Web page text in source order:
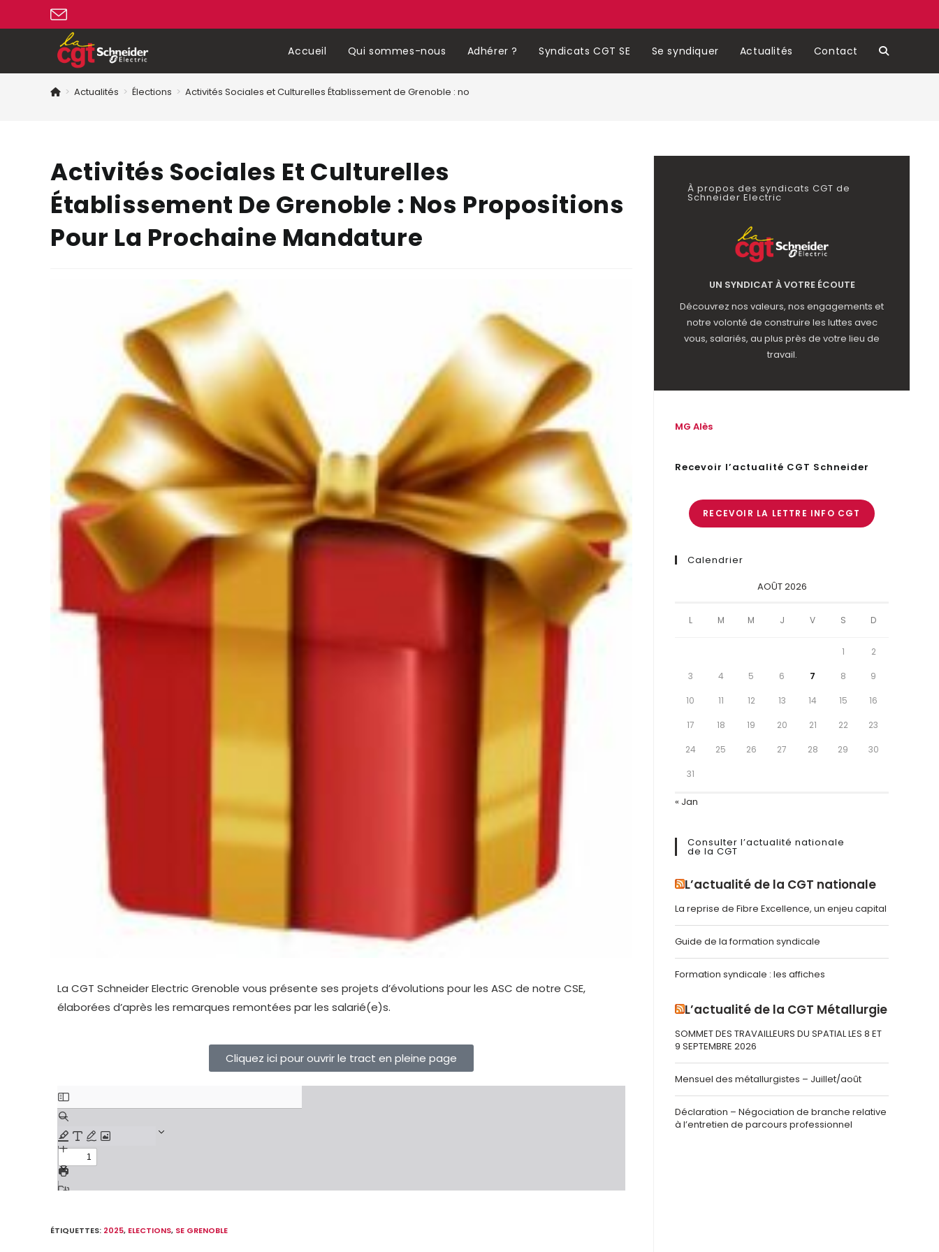
Accueil Qui sommes-nous Adhérer ? Syndicats CGT SE Se syndiquer Actualités Contact
> Actualités > Élections > Activités Sociales et Culturelles Établissement de Grenoble : nos propositions pour la prochaine mandature
Activités Sociales Et Culturelles
Établissement De Grenoble : Nos Propositions
Pour La Prochaine Mandature
La CGT Schneider Electric Grenoble vous présente ses projets d’évolutions pour les ASC de notre CSE,
élaborées d’après les remarques remontées par les salarié(e)s.
Cliquez ici pour ouvrir le tract en pleine page
ÉTIQUETTES: 2025, ELECTIONS, SE GRENOBLE
À propos des syndicats CGT de
Schneider Electric
UN SYNDICAT À VOTRE ÉCOUTE
Découvrez nos valeurs, nos engagements et
notre volonté de construire les luttes avec
vous, salariés, au plus près de votre lieu de
travail.
MG Alès
Recevoir l’actualité CGT Schneider
RECEVOIR LA LETTRE INFO CGT
Calendrier
AOÛT 2026
L M M J V S D
1 2
3 4 5 6 7 8 9
10 11 12 13 14 15 16
17 18 19 20 21 22 23
24 25 26 27 28 29 30
31
« Jan
Consulter l’actualité nationale
de la CGT
L’actualité de la CGT nationale
La reprise de Fibre Excellence, un enjeu capital
Guide de la formation syndicale
Formation syndicale : les affiches
L’actualité de la CGT Métallurgie
SOMMET DES TRAVAILLEURS DU SPATIAL LES 8 ET
9 SEPTEMBRE 2026
Mensuel des métallurgistes – Juillet/août
Déclaration – Négociation de branche relative
à l’entretien de parcours professionnel